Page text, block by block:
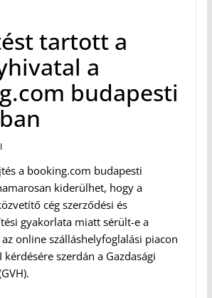
tartott a
a
budapesti
a booking.com budapesti
kiderülhet, hogy a
cég szerződési és
gyakorlata miatt sérült-e a
online szálláshelyfoglalási piacon
kérdésére szerdán a Gazdasági